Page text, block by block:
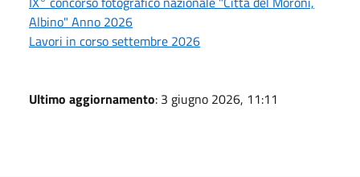
Albino" Anno 2026
Lavori in corso settembre 2026
Ultimo aggiornamento: 3 giugno 2026, 11:11